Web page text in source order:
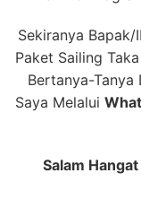
Sekiranya Bapak/
Paket Sailing
Bertanya-Tanya
Saya Melalui
Salam